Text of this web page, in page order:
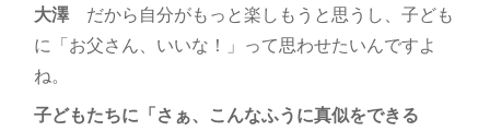
大澤 だから自分がもっと楽しもうと思うし、子ども
に「お父さん、いいな！」って思わせたいんですよ
ね。
子どもたちに「さぁ、こんなふうに真似をできる